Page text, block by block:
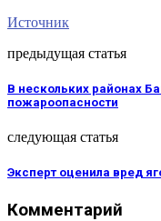
Источник
предыдущая статья
В нескольких районах
пожароопасности
следующая статья
Эксперт оценила вред
Комментарий